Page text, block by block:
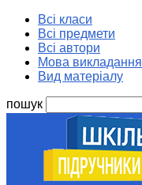
Всі класи
Всі предмети
Всі автори
Мова викладання
Вид матеріалу
пошук